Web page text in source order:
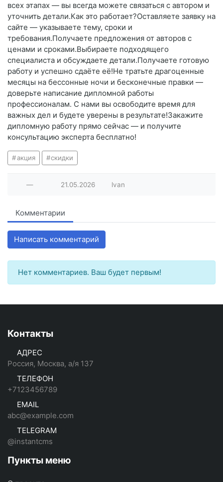
всех этапах — вы всегда можете связаться с автором и
уточнить детали.Как это работает?Оставляете заявку на
сайте — указываете тему, сроки и
требования.Получаете предложения от авторов с
ценами и сроками.Выбираете подходящего
специалиста и обсуждаете детали.Получаете готовую
работу и успешно сдаёте её!Не тратьте драгоценные
месяцы на бессонные ночи и бесконечные правки —
доверьте написание дипломной работы
профессионалам. С нами вы освободите время для
важных дел и будете уверены в результате!Закажите
дипломную работу прямо сейчас — и получите
консультацию эксперта бесплатно!
акция скидки
— 21.05.2026 lvan
Комментарии
Написать комментарий
Нет комментариев. Ваш будет первым!
Контакты
АДРЕС
Россия, Москва, а/я 137
ТЕЛЕФОН
+7123456789
EMAIL
abc@example.com
TELEGRAM
@instantcms
Пункты меню